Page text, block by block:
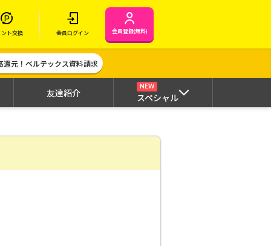
ント交換 会員ログイン 会員登録(無料)
還元！ベルテックス資料請求
友達紹介
NEW
スペシャル